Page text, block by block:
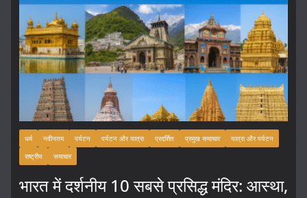
धर्म नवीनतम पर्यटन पर्यटन और यात्रा प्रदर्शित प्रमुख समाचार
यात्रा और पर्यटन
राष्ट्रीय
समाचार
भारत में दर्शनीय 10 सबसे प्रसिद्ध मंदिर: आस्था,